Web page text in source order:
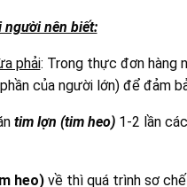
người nên biết:
phải: Trong thực đơn hàng
của người lớn) để đảm
tim lợn (tim heo) 1-2 lần
heo)về thì quá trình sơ